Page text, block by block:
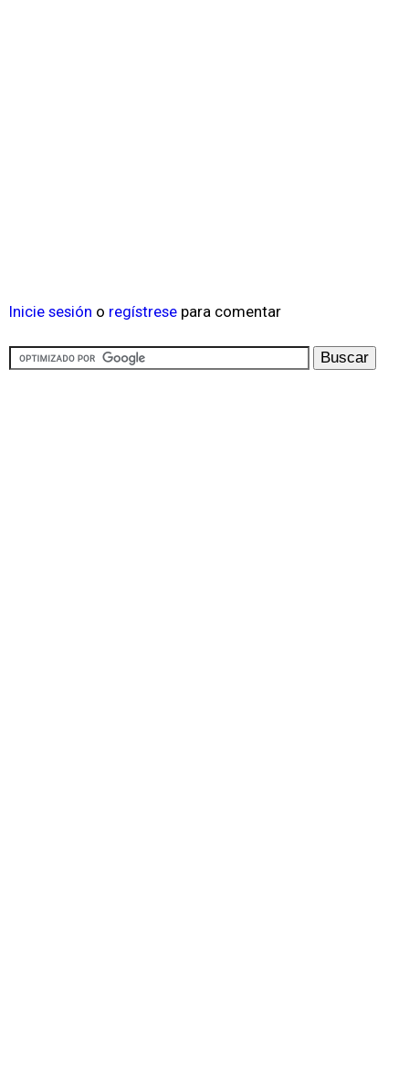
Inicie sesión o regístrese para comentar